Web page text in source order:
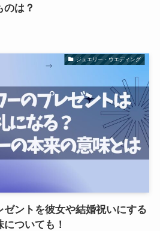
のは？
ジュエリー・ウエディング
ゼントを彼女や結婚祝いにする
ついても！